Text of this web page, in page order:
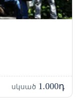
սկսած 1.000դ